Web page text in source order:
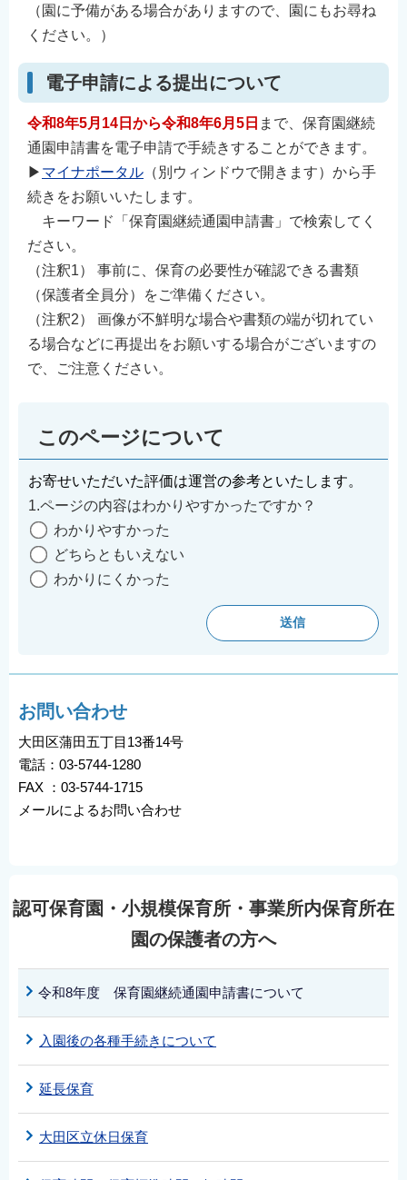
（園に予備がある場合がありますので、園にもお尋ね
ください。）
電子申請による提出について
令和8年5月14日から令和8年6月5日 まで、保育園継続
通園申請書を電子申請で手続きすることができます。
▶ マイナポータル （別ウィンドウで開きます）から手
続きをお願いいたします。
キーワード「保育園継続通園申請書」で検索してく
ださい。
（注釈1） 事前に、保育の必要性が確認できる書類
（保護者全員分）をご準備ください。
（注釈2） 画像が不鮮明な場合や書類の端が切れてい
る場合などに再提出をお願いする場合がございますの
で、ご注意ください。
このページについて
お寄せいただいた評価は運営の参考といたします。
1.ページの内容はわかりやすかったですか？
わかりやすかった
どちらともいえない
わかりにくかった
お問い合わせ
大田区蒲田五丁目13番14号
電話：03-5744-1280
FAX ：03-5744-1715
メールによるお問い合わせ
認可保育園・小規模保育所・事業所内保育所在
園の保護者の方へ
令和8年度 保育園継続通園申請書について
入園後の各種手続きについて
延長保育
大田区立休日保育